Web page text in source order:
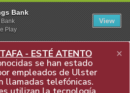
×
- ESTÉ ATENTO
se han estado
empleados de Ulster
llamadas telefónicas.
Bank
Play
View